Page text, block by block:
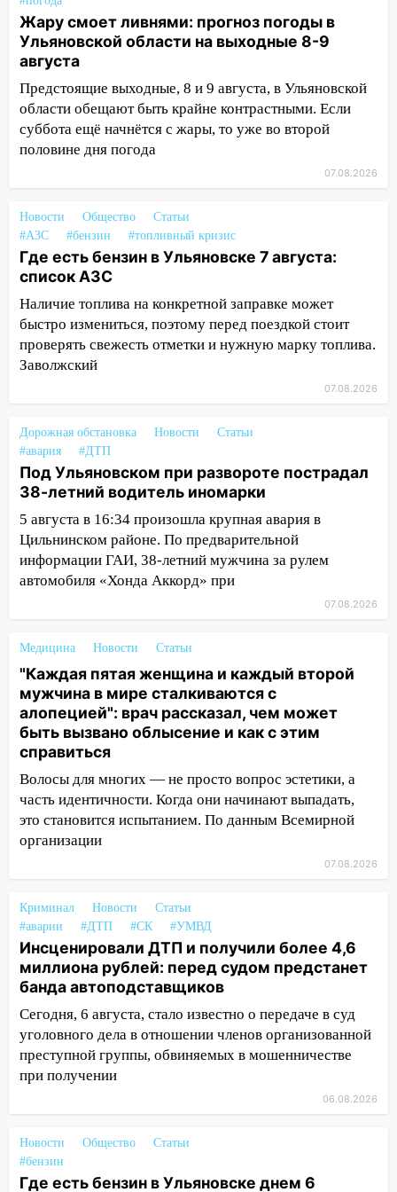
клуба «Рекорд-Fitness»
15:34 После вмешательства
прокуратуры в селах Ульяновской
области привели в порядок детские
площадки
15:27 Прокуратура проверяет
капремонт школы в селе Кивать
проверки обновили разметку на
пешеходных переходах
14:40 На проспекте Гая в Ульяновске
запретили остановку автомобилей на
50-метровом участке
14:22 В Новом городе 8 августа пройдет
большой фестиваль «Наше время» с
мотофристайлом и концертом
14:04
Жару смоет ливнями: прогноз
погоды в Ульяновской области на
выходные 8-9 августа
13:30 В Ульяновске транспортные
полицейские проведут акцию «Час
пассажира»
13:20 В Ульяновске за один день
обокрали женщину на пляже и
13:01
В Димитровграде мужчина
выбросил из машины страйкбольную
гранату: его задержали
12:34
На Ульяновскую область
надвигается сильнейшая непогода: град
и шквал до 27 м/с
12:31 Ульяновец хотел купить иномарку
из Европы и потерял 760 тысяч рублей
12:20 В Чердаклинском районе
столкнулись «Лада» и Chevrolet:
12:00
Где есть бензин в Ульяновске 7
августа: список АЗС
11:50 Заснул рядом с ребёнком и
случайно задушил его: суд вынес
приговор
11:38 В Ленинском районе пожар
полностью уничтожил дачный дом и
сарай
В Госдуме предложили отменить
11:25
В Ульяновске ИИ будет выявлять
нарушителей на контейнерных
Жару смоет ливнями: прогноз погоды в
Ульяновской области на выходные 8-9
августа
Предстоящие выходные, 8 и 9 августа, в Ульяновской
области обещают быть крайне контрастными. Если
суббота ещё начнётся с жары, то уже во второй
половине дня погода
07.08.2026
Новости Общество
Статьи
#АЗС
#бензин #топливный кризис
Где есть бензин в Ульяновске 7 августа:
список АЗС
Наличие топлива на конкретной заправке может
быстро измениться, поэтому перед поездкой стоит
проверять свежесть отметки и нужную марку топлива.
Заволжский
07.08.2026
Дорожная обстановка Новости
Статьи
#авария
#ДТП
Под Ульяновском при развороте пострадал
38-летний водитель иномарки
5 августа в 16:34 произошла крупная авария в
Цильнинском районе. По предварительной
информации ГАИ, 38-летний мужчина за рулем
автомобиля «Хонда Аккорд» при
07.08.2026
Медицина Новости Статьи
"Каждая пятая женщина и каждый второй
мужчина в мире сталкиваются с
алопецией": врач рассказал, чем может
быть вызвано облысение и как с этим
справиться
Волосы для многих — не просто вопрос эстетики, а
часть идентичности. Когда они начинают выпадать,
это становится испытанием. По данным Всемирной
организации
07.08.2026
Криминал Новости
Статьи
#аварии
#ДТП #СК #УМВД
Инсценировали ДТП и получили более 4,6
миллиона рублей: перед судом предстанет
банда автоподставщиков
Сегодня, 6 августа, стало известно о передаче в суд
уголовного дела в отношении членов организованной
преступной группы, обвиняемых в мошенничестве
при получении
06.08.2026
Новости Общество
Статьи
#бензин
Где есть бензин в Ульяновске днем 6